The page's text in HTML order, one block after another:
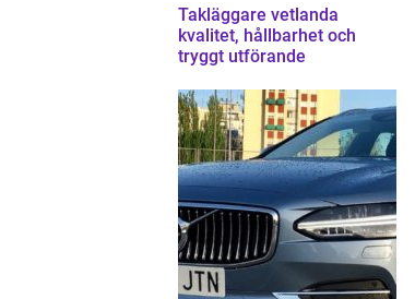
Takläggare vetlanda
kvalitet, hållbarhet och
tryggt utförande